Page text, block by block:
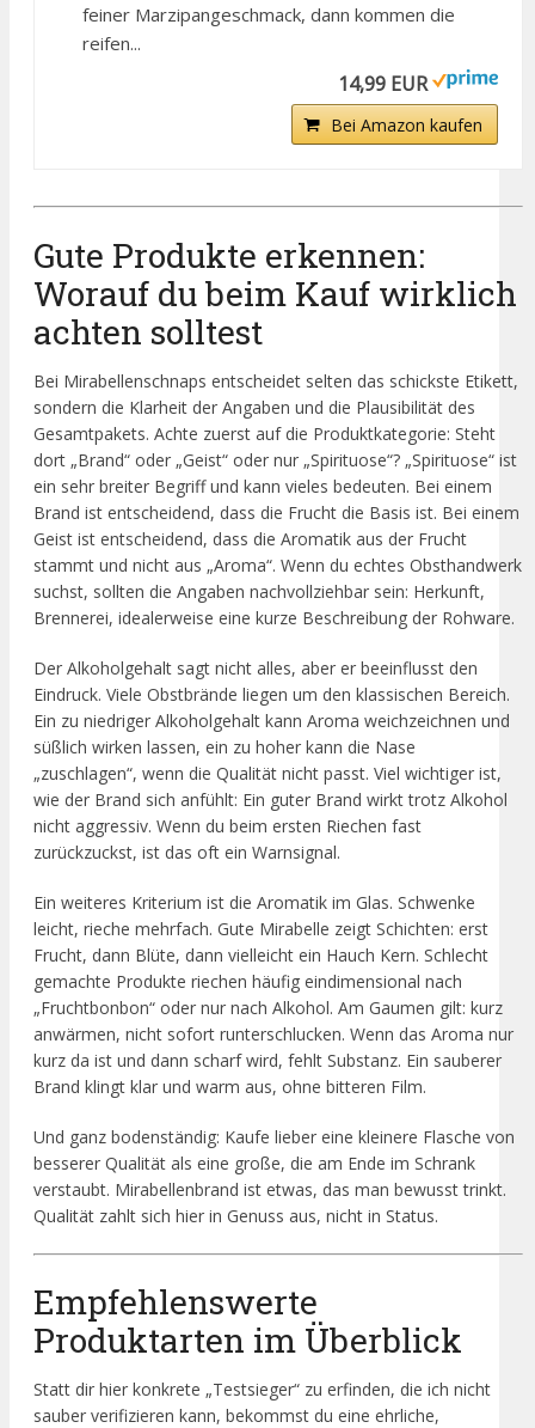
feiner Marzipangeschmack, dann kommen die
reifen...
14,99 EUR
Bei Amazon kaufen
Gute Produkte erkennen:
Worauf du beim Kauf wirklich
achten solltest
Bei Mirabellenschnaps entscheidet selten das schickste Etikett,
sondern die Klarheit der Angaben und die Plausibilität des
Gesamtpakets. Achte zuerst auf die Produktkategorie: Steht
dort „Brand“ oder „Geist“ oder nur „Spirituose“? „Spirituose“ ist
ein sehr breiter Begriff und kann vieles bedeuten. Bei einem
Brand ist entscheidend, dass die Frucht die Basis ist. Bei einem
Geist ist entscheidend, dass die Aromatik aus der Frucht
stammt und nicht aus „Aroma“. Wenn du echtes Obsthandwerk
suchst, sollten die Angaben nachvollziehbar sein: Herkunft,
Brennerei, idealerweise eine kurze Beschreibung der Rohware.
Der Alkoholgehalt sagt nicht alles, aber er beeinflusst den
Eindruck. Viele Obstbrände liegen um den klassischen Bereich.
Ein zu niedriger Alkoholgehalt kann Aroma weichzeichnen und
süßlich wirken lassen, ein zu hoher kann die Nase
„zuschlagen“, wenn die Qualität nicht passt. Viel wichtiger ist,
wie der Brand sich anfühlt: Ein guter Brand wirkt trotz Alkohol
nicht aggressiv. Wenn du beim ersten Riechen fast
zurückzuckst, ist das oft ein Warnsignal.
Ein weiteres Kriterium ist die Aromatik im Glas. Schwenke
leicht, rieche mehrfach. Gute Mirabelle zeigt Schichten: erst
Frucht, dann Blüte, dann vielleicht ein Hauch Kern. Schlecht
gemachte Produkte riechen häufig eindimensional nach
„Fruchtbonbon“ oder nur nach Alkohol. Am Gaumen gilt: kurz
anwärmen, nicht sofort runterschlucken. Wenn das Aroma nur
kurz da ist und dann scharf wird, fehlt Substanz. Ein sauberer
Brand klingt klar und warm aus, ohne bitteren Film.
Und ganz bodenständig: Kaufe lieber eine kleinere Flasche von
besserer Qualität als eine große, die am Ende im Schrank
verstaubt. Mirabellenbrand ist etwas, das man bewusst trinkt.
Qualität zahlt sich hier in Genuss aus, nicht in Status.
Empfehlenswerte
Produktarten im Überblick
Statt dir hier konkrete „Testsieger“ zu erfinden, die ich nicht
sauber verifizieren kann, bekommst du eine ehrliche,